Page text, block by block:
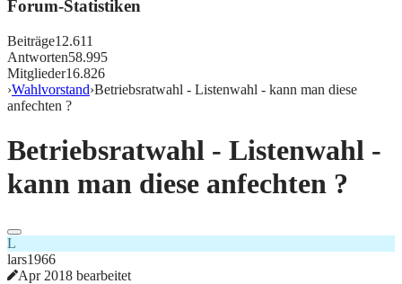
Forum-Statistiken
Beiträge12.611
Antworten58.995
Mitglieder16.826
›Wahlvorstand›Betriebsratwahl - Listenwahl - kann man diese
anfechten ?
Betriebsratwahl - Listenwahl -
kann man diese anfechten ?
L
lars1966
Apr 2018 bearbeitet